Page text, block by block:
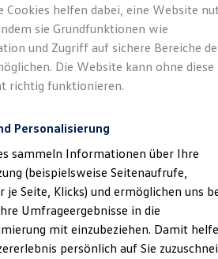
Angebote
Leasing
Leasing
Leasing
Leasing
ohne Anzahlung
mit Schlussrate
und Garantien
Class bei Volkswagen
Kraftvoll.
Der Golf
Cookies helfen dabei, eine Website
sie Grundfunktionen wie
und Zugriff auf sichere Bereiche
Die Website kann ohne diese
richtig funktionieren.
Personalisierung
sammeln Informationen über Ihre
(beispielsweise Seitenaufrufe,
je Seite, Klicks) und ermöglichen uns
Umfrageergebnisse in die
mit einzubeziehen. Damit
persönlich auf Sie